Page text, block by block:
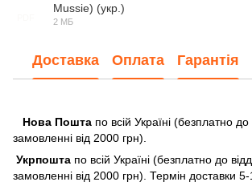
Mussie) (укр.)
2 МБ
Доставка Оплата Гарантія
Нова Пошта по всій Україні (безплатно
замовленні від 2000 грн).
Укрпошта по всій Україні (безплатно до
замовленні від 2000 грн). Термін доставки